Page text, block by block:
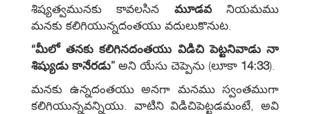
శిష్యత్వమునకు కావలసిన మూడవనియమము
మనకు కలిగియున్నదంతయు వదులుకొనుట.
“మీలో తనకు కలిగినదంతయు విడిచి పెట్టనివాడు నా
శిష్యుడు కానేరడు” అని యేసు చెప్పెను (లూకా 14:33).
మనకు ఉన్నదంతయు అనగా మనము స్వంతముగా
కలిగియున్నవన్నియు. వాటిని విడిచిపెట్టడమంటే, అవి